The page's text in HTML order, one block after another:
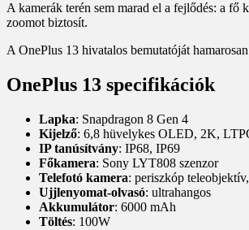
A kamerák terén sem marad el a fejlődés: a
zoomot biztosít.
A OnePlus 13 hivatalos bemutatóját
OnePlus 13 specifikációk
Lapka: Snapdragon 8 Gen 4
Kijelző: 6,8 hüvelykes OLED, 2K,
IP tanúsítvány: IP68, IP69
Főkamera: Sony LYT808 szenzor
Telefotó kamera: periszkóp
Ujjlenyomat-olvasó: ultrahangos
Akkumulátor: 6000 mAh
Töltés: 100W